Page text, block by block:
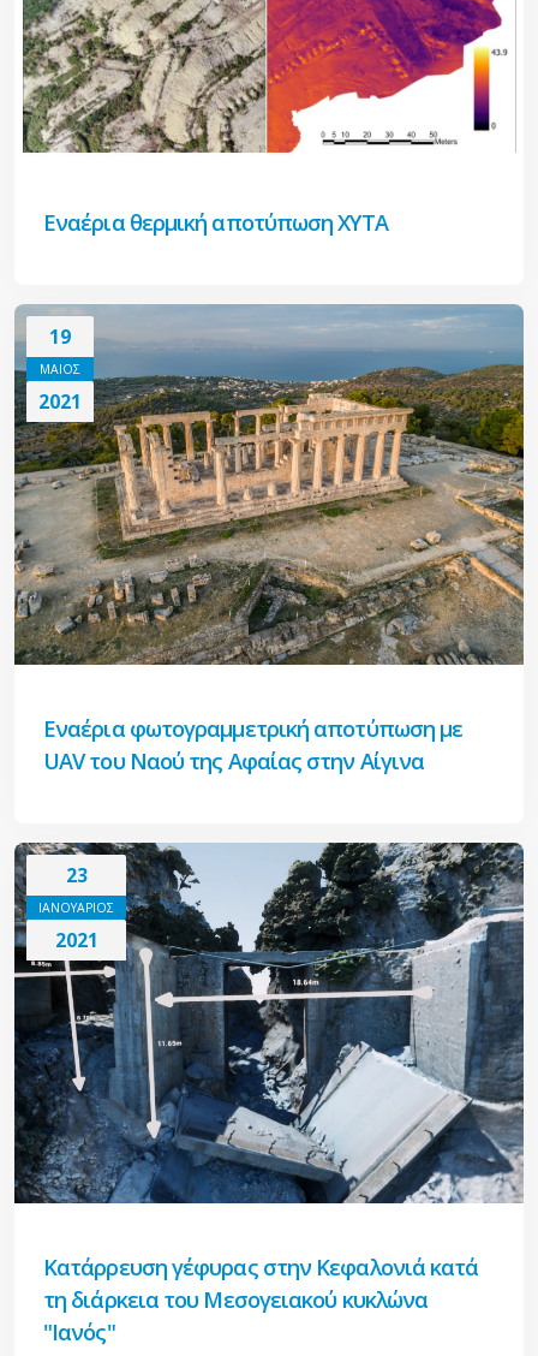
Εναέρια θερμική αποτύπωση ΧΥΤΑ
19
ΜΑΙΟΣ
2021
Εναέρια φωτογραμμετρική αποτύπωση με
UAV του Ναού της Αφαίας στην Αίγινα
23
ΙΑΝΟΥΑΡΙΟΣ
2021
Κατάρρευση γέφυρας στην Κεφαλονιά κατά
τη διάρκεια του Μεσογειακού κυκλώνα
"Ιανός"